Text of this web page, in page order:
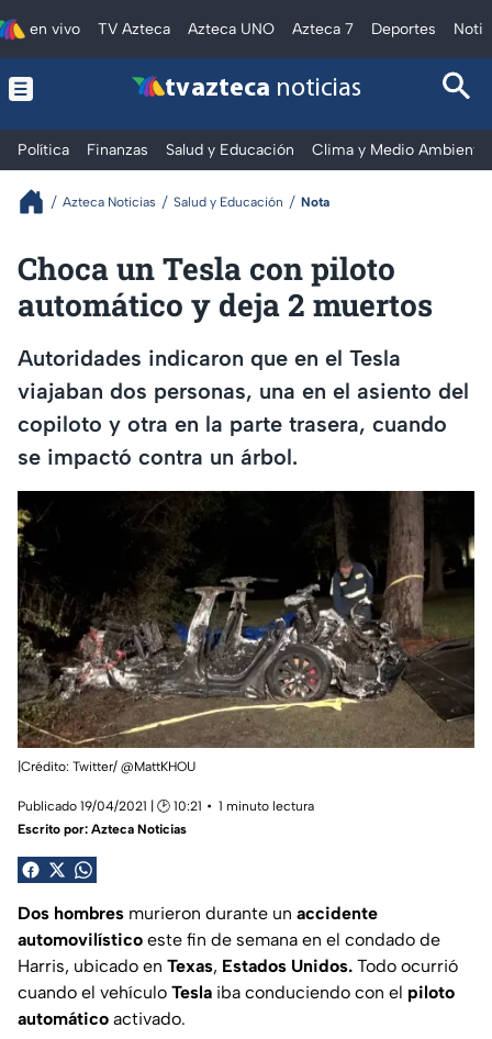
en vivo TV Azteca Azteca UNO Azteca 7 Deportes
tv azteca noticias
Política Finanzas Salud y Educación Clima y Medio Ambiente
Azteca Noticias Salud y Educación Nota
Choca un Tesla con piloto
automático y deja 2 muertos
Autoridades indicaron que en el Tesla
viajaban dos personas, una en el asiento del
copiloto y otra en la parte trasera, cuando
se impactó contra un árbol.
|Crédito: Twitter/ @MattKHOU
Publicado 19/04/2021 | 🕑 10:21
1 minuto lectura
Escrito por: Azteca Noticias
Dos hombres murieron durante un accidente
automovilístico este fin de semana en el condado de
Harris, ubicado en Texas, Estados Unidos. Todo ocurrió
cuando el vehículo Tesla iba conduciendo con el piloto
automático activado.